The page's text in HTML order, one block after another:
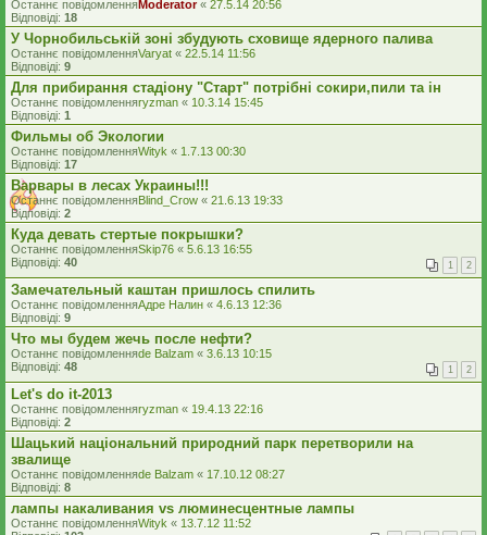
Останнє повідомленняModerator« 27.5.14 20:56
Відповіді: 18
У Чорнобильській зоні збудують сховище ядерного палива
Останнє повідомленняVaryat « 22.5.14 11:56
Відповіді: 9
Для прибирання стадіону "Старт" потрібні сокири,пили та ін
Останнє повідомленняryzman « 10.3.14 15:45
Відповіді: 1
Фильмы об Экологии
Останнє повідомленняWityk « 1.7.13 00:30
Відповіді: 17
Варвары в лесах Украины!!!
Останнє повідомленняBlind_Crow « 21.6.13 19:33
Відповіді: 2
Куда девать стертые покрышки?
Останнє повідомленняSkip76 « 5.6.13 16:55
Відповіді: 40 1 2
Замечательный каштан пришлось спилить
Останнє повідомленняАдре Налин « 4.6.13 12:36
Відповіді: 9
Что мы будем жечь после нефти?
Останнє повідомленняde Balzam « 3.6.13 10:15
Відповіді: 48 1 2
Let's do it-2013
Останнє повідомленняryzman « 19.4.13 22:16
Відповіді: 2
Шацький національний природний парк перетворили на
звалище
Останнє повідомленняde Balzam « 17.10.12 08:27
Відповіді: 8
лампы накаливания vs люминесцентные лампы
Останнє повідомленняWityk « 13.7.12 11:52